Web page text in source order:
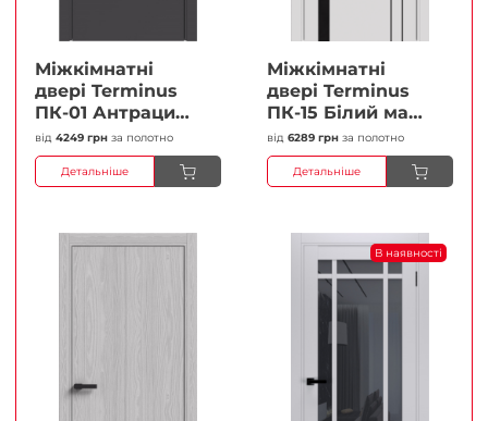
Міжкімнатні
двері Terminus
ПК-01 Антрацит
(п/п) Глухі
Плівка
від 4249 грн за полотно
Детальніше
Міжкімнатні
двері Terminus
ПК-15 Білий мат
(Термінус) Чорне
скло Плівка
від 6289 грн за полотно
Детальніше
В наявності